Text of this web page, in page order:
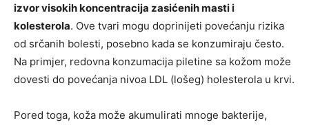
izvor visokih koncentracija zasićenih masti i
kolesterola. Ove tvari mogu doprinijeti povećanju rizika
od srčanih bolesti, posebno kada se konzumiraju često.
Na primjer, redovna konzumacija piletine sa kožom može
dovesti do povećanja nivoa LDL (lošeg) holesterola u krvi.
Pored toga, koža može akumulirati mnoge bakterije,